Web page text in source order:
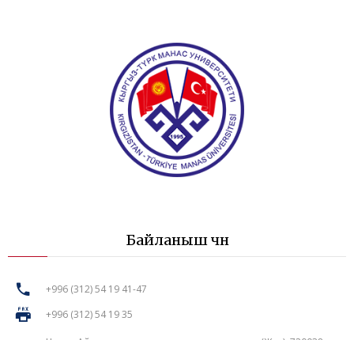
Байланыш үчүн
+996 (312) 54 19 41-47
+996 (312) 54 19 35